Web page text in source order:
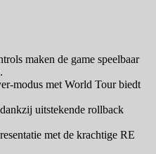
maken de game speelbaar
modus met World Tour biedt
uitstekende rollback
met de krachtige RE